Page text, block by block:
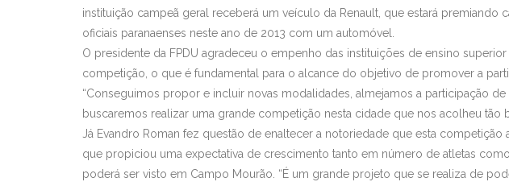
instituição campeã geral receberá um veículo da Renault, que estará premiando
oficiais paranaenses neste ano de 2013 com um automóvel.
O presidente da FPDU agradeceu o empenho das instituições de ensino
competição, o que é fundamental para o alcance do objetivo de promover a
“Conseguimos propor e incluir novas modalidades, almejamos a participação
buscaremos realizar uma grande competição nesta cidade que nos acolheu tão
Já Evandro Roman fez questão de enaltecer a notoriedade que esta competição
que propiciou uma expectativa de crescimento tanto em número de atletas
poderá ser visto em Campo Mourão. “É um grande projeto que se realiza de